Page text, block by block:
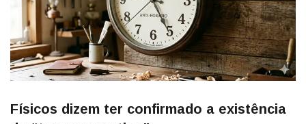
Físicos dizem ter confirmado a existência